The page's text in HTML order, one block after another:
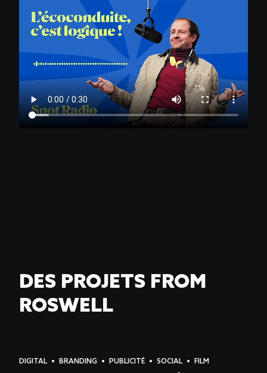
DES PROJETS FROM
ROSWELL
DIGITAL BRANDING PUBLICITÉ SOCIAL FILM